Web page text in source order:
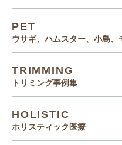
PET
ウサギ、ハムスター、小鳥、
TRIMMING
トリミング事例集
HOLISTIC
ホリスティック医療